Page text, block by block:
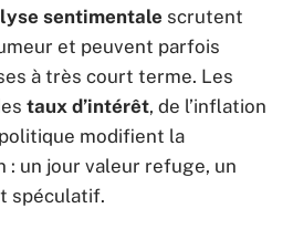
sentimentale scrutent
et peuvent parfois
à très court terme. Les
taux d’intérêt, de l’inflation
modifient la
: un jour valeur refuge, un
spéculatif.